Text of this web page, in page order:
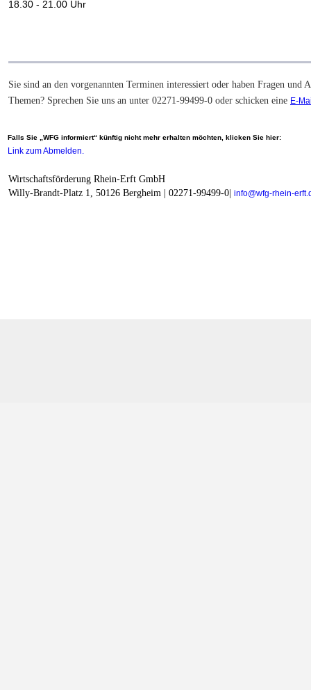
18.30 - 21.00 Uhr
Sie sind an den vorgenannten Terminen interessiert oder haben Fragen und
Themen? Sprechen Sie uns an unter 02271-99499-0 oder schicken eine E-
Falls Sie „WFG informiert“ künftig nicht mehr erhalten möchten, klicken Sie hier:
Link zum Abmelden.
Wirtschaftsförderung Rhein-Erft GmbH
Willy-Brandt-Platz 1, 50126 Bergheim | 02271-99499-0| info@wfg-rhein-